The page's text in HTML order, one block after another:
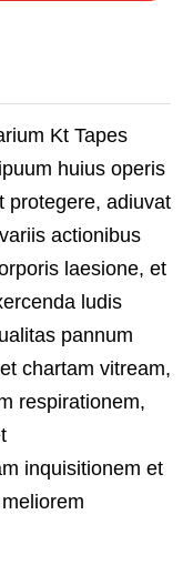
Kt Tapes
huius operis
protegere, adiuvat
actionibus
laesione, et
ludis
pannum
chartam vitream,
respirationem,
inquisitionem et